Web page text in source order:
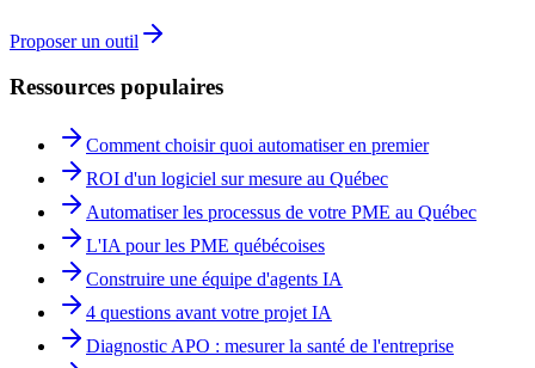
Proposer un outil
Ressources populaires
Comment choisir quoi automatiser en premier
ROI d'un logiciel sur mesure au Québec
Automatiser les processus de votre PME au Québec
L'IA pour les PME québécoises
Construire une équipe d'agents IA
4 questions avant votre projet IA
Diagnostic APO : mesurer la santé de l'entreprise